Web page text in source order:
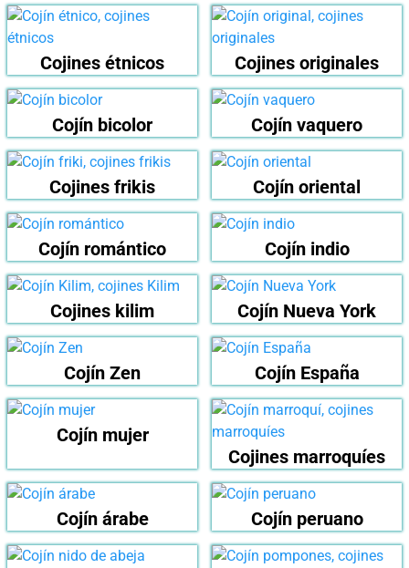
Cojines étnicos Cojines originales
Cojín bicolor Cojín vaquero
Cojines frikis Cojín oriental
Cojín romántico Cojín indio
Cojines kilim Cojín Nueva York
Cojín Zen Cojín España
Cojín mujer
Cojines marroquíes
Cojín árabe Cojín peruano